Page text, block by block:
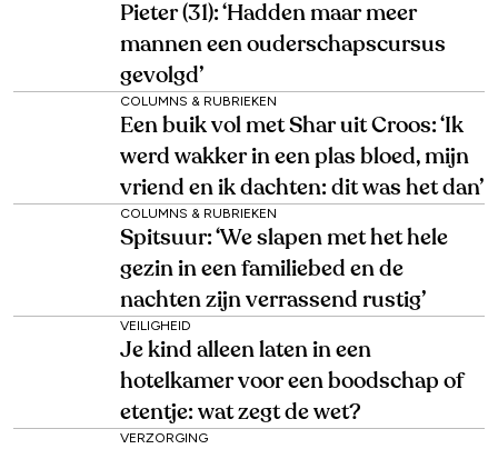
Pieter (31): ‘Hadden maar meer
mannen een ouderschapscursus
gevolgd’
COLUMNS & RUBRIEKEN
Een buik vol met Shar uit Croos: ‘Ik
werd wakker in een plas bloed, mijn
vriend en ik dachten: dit was het dan’
COLUMNS & RUBRIEKEN
Spitsuur: ‘We slapen met het hele
gezin in een familiebed en de
nachten zijn verrassend rustig’
VEILIGHEID
Je kind alleen laten in een
hotelkamer voor een boodschap of
etentje: wat zegt de wet?
VERZORGING